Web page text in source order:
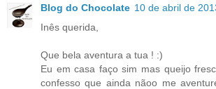
Blog do Chocolate 10 de abril de
Inês querida,
Que bela aventura a tua ! :)
Eu em casa faço sim mas queijo
confesso que ainda nãoo me